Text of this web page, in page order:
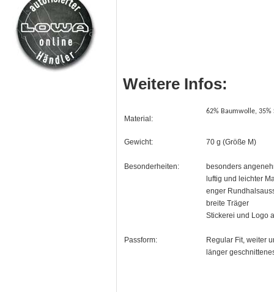
Weitere Infos:
Material:
62% Baumwolle, 35%
Gewicht: 70 g (Größe M)
Besonderheiten:
besonders
luftig und leichter
enger
breite Träger
Stickerei und Logo
Passform:
Regular Fit, weiter
länger